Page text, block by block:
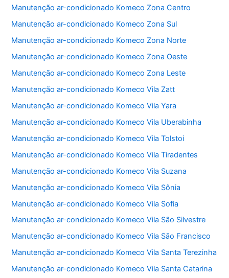
k
Manutenção ar-condicionado Komeco Zona Centro
Manutenção ar-condicionado Komeco Zona Sul
Manutenção ar-condicionado Komeco Zona Norte
Manutenção ar-condicionado Komeco Zona Oeste
Manutenção ar-condicionado Komeco Zona Leste
Manutenção ar-condicionado Komeco Vila Zatt
Manutenção ar-condicionado Komeco Vila Yara
Manutenção ar-condicionado Komeco Vila Uberabinha
Manutenção ar-condicionado Komeco Vila Tolstoi
Manutenção ar-condicionado Komeco Vila Tiradentes
Manutenção ar-condicionado Komeco Vila Suzana
Manutenção ar-condicionado Komeco Vila Sônia
Manutenção ar-condicionado Komeco Vila Sofia
Manutenção ar-condicionado Komeco Vila São Silvestre
Manutenção ar-condicionado Komeco Vila São Francisco
Manutenção ar-condicionado Komeco Vila Santa Terezinha
Manutenção ar-condicionado Komeco Vila Santa Catarina